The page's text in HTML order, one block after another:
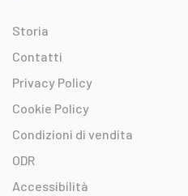
Storia
Contatti
Privacy Policy
Cookie Policy
Condizioni di vendita
ODR
Accessibilità